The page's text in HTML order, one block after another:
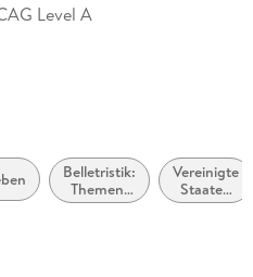
Level A
Belletristik:
Themen,
Stoffe,
Vereinigte
Staaten
von